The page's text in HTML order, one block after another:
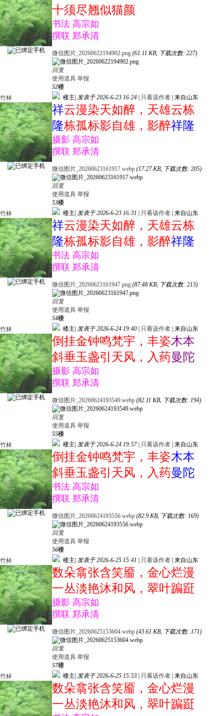
十须尽翘似猫颜
书法 高宗如
撰联 郑承清
微信图片_20260622194902.png (61.11 KB, 下载次数: 227)
回复
使用道具 举报
竹林
52楼
楼主 发表于 2026-6-23 16:24 只看该作者 来自山东
祥云漫染天如醉，天雄云栋
隆栋孤标影自雄，影醉祥隆
摄影 高宗如
撰联 郑承清
微信图片_20260623161917.webp (17.27 KB, 下载次数: 205)
回复
使用道具 举报
竹林
53楼
楼主 发表于 2026-6-23 16:31 只看该作者 来自山东
祥云漫染天如醉，天雄云栋
隆栋孤标影自雄，影醉祥隆
书法 高宗如
撰联 郑承清
微信图片_20260623161947.png (87.48 KB, 下载次数: 213)
回复
使用道具 举报
竹林
54楼
楼主 发表于 2026-6-24 19:40 只看该作者 来自山东
倒挂金钟鸣梵宇，丰姿木本
斜垂玉盏引天风，入药曼陀
摄影 高宗如
撰联 郑承清
微信图片_20260624193549.webp (82.11 KB, 下载次数: 194)
回复
使用道具 举报
竹林
55楼
楼主 发表于 2026-6-24 19:57 只看该作者 来自山东
倒挂金钟鸣梵宇，丰姿木本
斜垂玉盏引天风，入药曼陀
书法 高宗如
撰联 郑承清
微信图片_20260624193556.webp (82.9 KB, 下载次数: 169)
回复
使用道具 举报
竹林
56楼
楼主 发表于 2026-6-25 15:41 只看该作者 来自山东
数朵翕张含笑靥，金心烂漫
一丛淡艳沐和风，翠叶蹁跹
摄影 高宗如
撰联 郑承清
微信图片_20260625153604.webp (43.61 KB, 下载次数: 171)
回复
使用道具 举报
竹林
57楼
楼主 发表于 2026-6-25 15:53 只看该作者 来自山东
数朵翕张含笑靥，金心烂漫
一丛淡艳沐和风，翠叶蹁跹